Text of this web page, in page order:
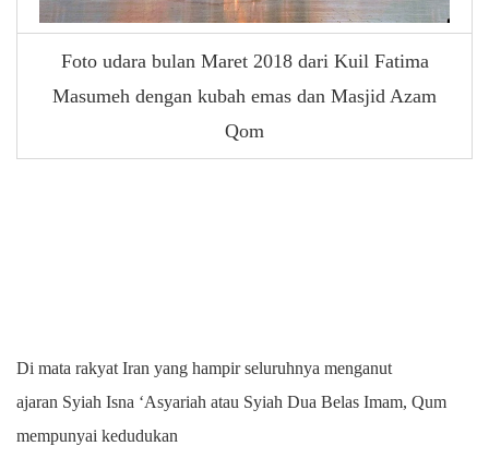
Foto udara bulan Maret 2018 dari Kuil Fatima
Masumeh dengan kubah emas dan Masjid Azam
Qom
Di mata rakyat Iran yang hampir seluruhnya menganut
ajaran Syiah Isna ‘Asyariah atau Syiah Dua Belas Imam, Qum
mempunyai kedudukan